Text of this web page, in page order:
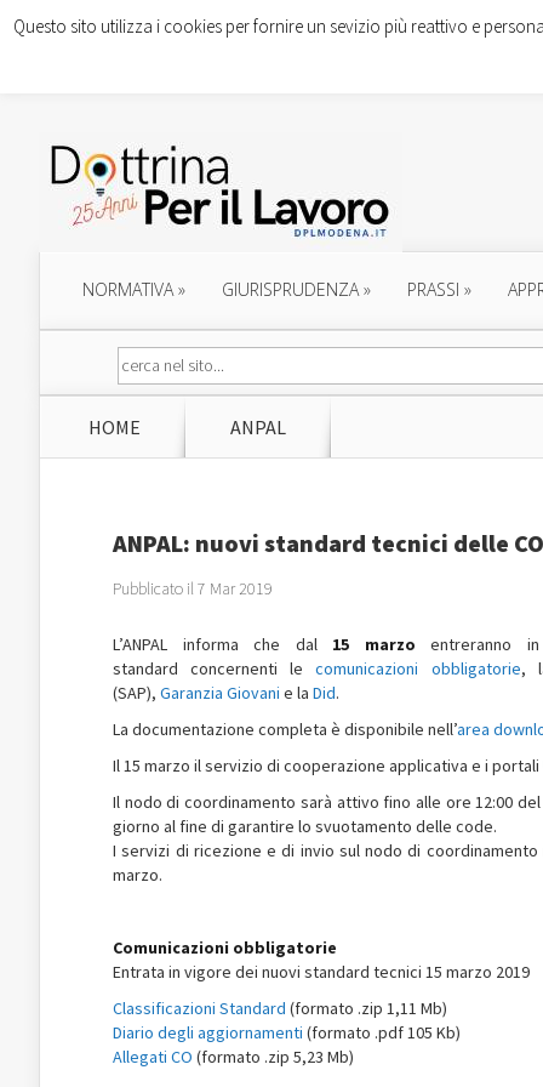
NORMATIVA» GIURISPRUDENZA» PRASSI »
HOME ANPAL
ANPAL: nuovi standard tecnici delle
Pubblicato il 7 Mar 2019
L’ANPAL informa che dal 15 marzo entreranno
standard concernenti lecomunicazioni obbligatorie,
(SAP), Garanzia Giovani e la Did.
La documentazione completa è disponibile nell’area
Il 15 marzo il servizio di cooperazione applicativa e i portali
Il nodo di coordinamento sarà attivo fino alle ore 12:00
giorno al fine di garantire lo svuotamento delle code.
I servizi di ricezione e di invio sul nodo di
marzo.
Comunicazioni obbligatorie
Entrata in vigore dei nuovi standard tecnici 15 marzo 2019
Classificazioni Standard (formato .zip 1,11 Mb)
Diario degli aggiornamenti (formato .pdf 105 Kb)
Allegati CO (formato .zip 5,23 Mb)
Questo sito utilizza i cookies per fornire un sevizio più reattivo e